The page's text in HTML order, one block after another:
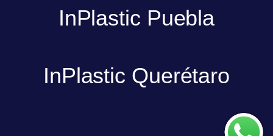
InPlastic Puebla
InPlastic Querétaro